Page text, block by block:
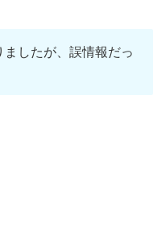
したが、誤情報だっ